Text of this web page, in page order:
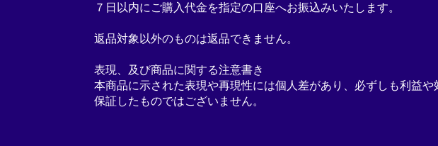
７日以内にご購入代金を指定の口座へお振込みいたします。
返品対象以外のものは返品できません。
表現、及び商品に関する注意書き
本商品に示された表現や再現性には個人差があり、必ずしも利益や
保証したものではございません。